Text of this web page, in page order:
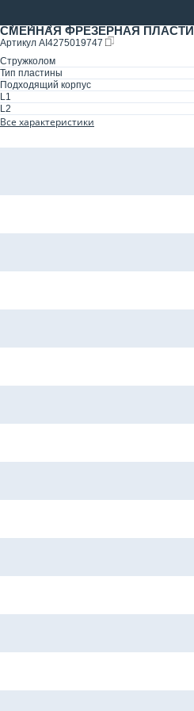
СМЕННАЯ ФРЕЗЕРНАЯ
Артикул AI4275019747
Стружколом
Тип пластины
Подходящий корпус
L1
L2
Все характеристики